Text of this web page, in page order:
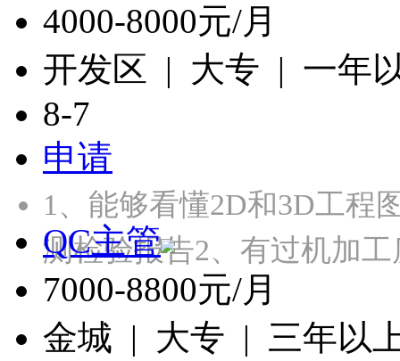
4000-8000元/月
开发区 | 大专 | 一年
8-7
申请
1、能够看懂2D和3D工程
测检验报告2、有过机加
QC主管
7000-8800元/月
金城 | 大专 | 三年以